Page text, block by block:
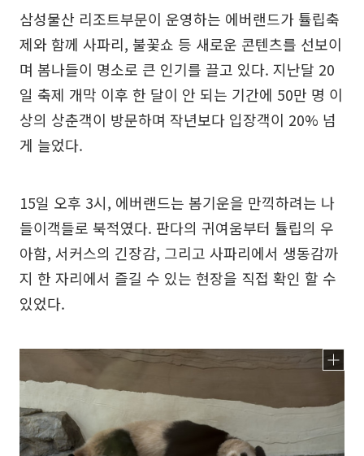
삼성물산 리조트부문이 운영하는 에버랜드가 튤립축
제와 함께 사파리, 불꽃쇼 등 새로운 콘텐츠를 선보이
며 봄나들이 명소로 큰 인기를 끌고 있다. 지난달 20
일 축제 개막 이후 한 달이 안 되는 기간에 50만 명 이
상의 상춘객이 방문하며 작년보다 입장객이 20% 넘
게 늘었다.
15일 오후 3시, 에버랜드는 봄기운을 만끽하려는 나
들이객들로 북적였다. 판다의 귀여움부터 튤립의 우
아함, 서커스의 긴장감, 그리고 사파리에서 생동감까
지 한 자리에서 즐길 수 있는 현장을 직접 확인 할 수
있었다.